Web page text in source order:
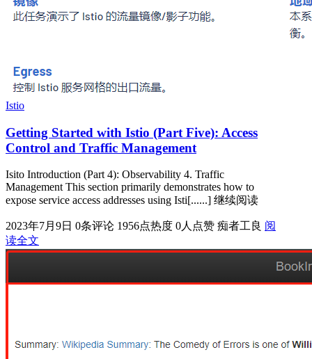
Istio
Getting Started with Istio (Part Five): Access
Control and Traffic Management
Isito Introduction (Part 4): Observability 4. Traffic
Management This section primarily demonstrates how to
expose service access addresses using Isti[......] 继续阅读
2023年7月9日 0条评论 1956点热度 0人点赞 痴者工良 阅
读全文